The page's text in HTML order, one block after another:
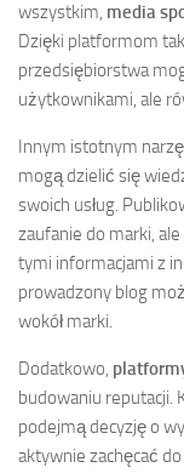
wszystkim, media
Dzięki platformom
przedsiębiorstwa
użytkownikami, ale
Innym istotnym
mogą dzielić się
swoich usług.
zaufanie do marki,
tymi informacjami z
prowadzony blog
wokół marki.
Dodatkowo,
budowaniu reputacji.
podejmą decyzję o
aktywnie zachęcać